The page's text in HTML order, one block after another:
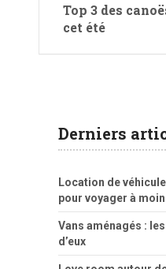
Top 3 des
cet été
Derniers
Location de
pour voyager à
Vans aménagés :
d’eux